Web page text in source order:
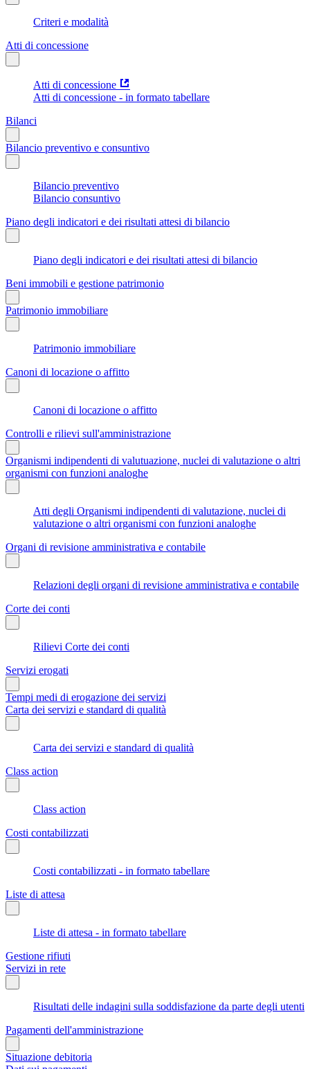
Criteri e modalità
Atti di concessione
Atti di concessione
Atti di concessione - in formato tabellare
Bilanci
Bilancio preventivo e consuntivo
Bilancio preventivo
Bilancio consuntivo
Piano degli indicatori e dei risultati attesi di bilancio
Piano degli indicatori e dei risultati attesi di bilancio
Beni immobili e gestione patrimonio
Patrimonio immobiliare
Patrimonio immobiliare
Canoni di locazione o affitto
Canoni di locazione o affitto
Controlli e rilievi sull'amministrazione
Organismi indipendenti di valutuazione, nuclei di valutazione o altri
organismi con funzioni analoghe
Atti degli Organismi indipendenti di valutazione, nuclei di
valutazione o altri organismi con funzioni analoghe
Organi di revisione amministrativa e contabile
Relazioni degli organi di revisione amministrativa e contabile
Corte dei conti
Rilievi Corte dei conti
Servizi erogati
Tempi medi di erogazione dei servizi
Carta dei servizi e standard di qualità
Carta dei servizi e standard di qualità
Class action
Class action
Costi contabilizzati
Costi contabilizzati - in formato tabellare
Liste di attesa
Liste di attesa - in formato tabellare
Gestione rifiuti
Servizi in rete
Risultati delle indagini sulla soddisfazione da parte degli utenti
Pagamenti dell'amministrazione
Situazione debitoria